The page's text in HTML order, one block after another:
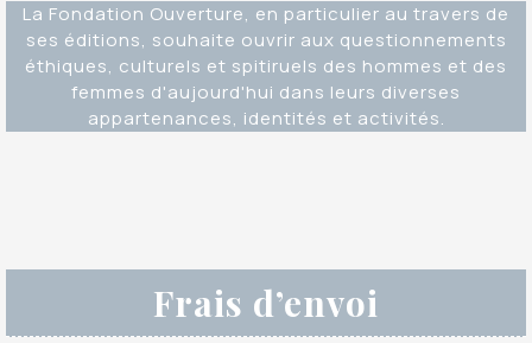
La Fondation Ouverture, en particulier au travers de
ses éditions, souhaite ouvrir aux questionnements
éthiques, culturels et spitiruels des hommes et des
femmes d'aujourd'hui dans leurs diverses
appartenances, identités et activités.
Frais d’envoi